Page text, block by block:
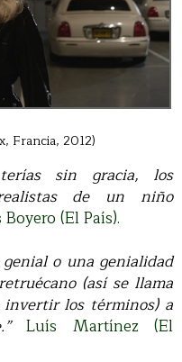
Francia, 2012)
sin gracia, los
de un niño
Boyero (El País).
o una genialidad
(así se llama
los términos) a
Luís Martínez (El